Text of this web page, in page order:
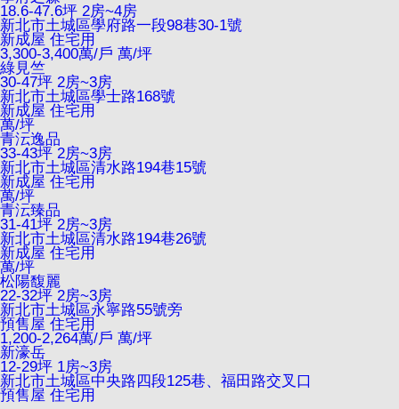
18.6-47.6坪 2房~4房
新北市土城區學府路一段98巷30-1號
新成屋 住宅用
3,300-3,400萬/戶 萬/坪
綠見竺
30-47坪 2房~3房
新北市土城區學士路168號
新成屋 住宅用
萬/坪
青沄逸品
33-43坪 2房~3房
新北市土城區清水路194巷15號
新成屋 住宅用
萬/坪
青沄臻品
31-41坪 2房~3房
新北市土城區清水路194巷26號
新成屋 住宅用
萬/坪
松陽馥麗
22-32坪 2房~3房
新北市土城區永寧路55號旁
預售屋 住宅用
1,200-2,264萬/戶 萬/坪
新濠岳
12-29坪 1房~3房
新北市土城區中央路四段125巷、福田路交叉口
預售屋 住宅用